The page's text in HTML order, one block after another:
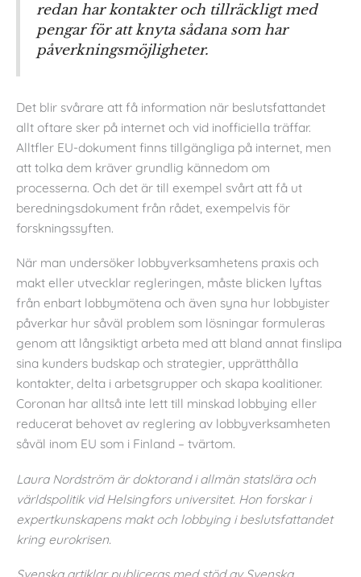
redan har kontakter och tillräckligt med
pengar för att knyta sådana som har
påverkningsmöjligheter.
Det blir svårare att få information när beslutsfattandet
allt oftare sker på internet och vid inofficiella träffar.
Alltfler EU-dokument finns tillgängliga på internet, men
att tolka dem kräver grundlig kännedom om
processerna. Och det är till exempel svårt att få ut
beredningsdokument från rådet, exempelvis för
forskningssyften.
När man undersöker lobbyverksamhetens praxis och
makt eller utvecklar regleringen, måste blicken lyftas
från enbart lobbymötena och även syna hur lobbyister
påverkar hur såväl problem som lösningar formuleras
genom att långsiktigt arbeta med att bland annat finslipa
sina kunders budskap och strategier, upprätthålla
kontakter, delta i arbetsgrupper och skapa koalitioner.
Coronan har alltså inte lett till minskad lobbying eller
reducerat behovet av reglering av lobbyverksamheten
såväl inom EU som i Finland – tvärtom.
Laura Nordström är doktorand i allmän statslära och
världspolitik vid Helsingfors universitet. Hon forskar i
expertkunskapens makt och lobbying i beslutsfattandet
kring eurokrisen.